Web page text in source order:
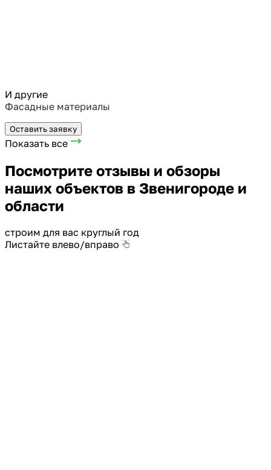
И другие
Фасадные материалы
Оставить заявку
Показать все
Посмотрите отзывы и обзоры
наших объектов в Звенигороде и
области
строим для вас круглый год
Листайте влево/вправо